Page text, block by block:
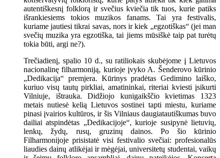
autentiškesnį folklorą ir svečius kviečia tik tuos, kurie patiks
išrankiesiems tokios muzikos fanams. Tai yra festivalis,
kuriame jautiesi tikrai savas, nors ir kiek „egzotiškas“ (jei man
svečių muzika yra egzotiška, tai jiems mūsiškė taip pat turėtų
tokia būti, argi ne?).
Trečiadienį, spalio 10 d., su ratiliokais skubėjome į Lietuvos
nacionalinę filharmoniją, kurioje įvyko A. Šenderovo kūrinio
„Dedikacija“ premjera. Kūrinys pradėtas Gedimino laiško,
kuriuo visų tautų pirkliai, amatininkai, riteriai kviesti įsikurti
Vilniuje, ištrauka. Didžiojo kunigaikščio kvietimas 1323
metais nutiesė kelią Lietuvos sostinei tapti miestu, kuriame
pinasi įvairios kultūros, ir šis Vilniaus daugiatautiškumas buvo
dailiai atspindėtas „Dedikacijoje“, kurioje susipynė lietuvių,
lenkų, žydų, rusų, gruzinų dainos. Po šio kūrinio
Filharmonijoje prisistatė visi festivalio svečiai: profesionalūs
liaudies dainų atlikėjai ir mėgėjai, universitetų studentai, vaikų